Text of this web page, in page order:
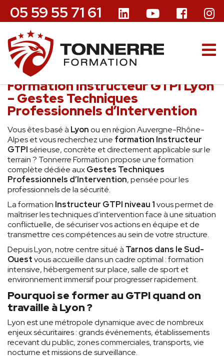
05 59 55 71 61
Formation Instructeur GTPI Lyon
– Gestes Techniques
Professionnels d’Intervention
Vous êtes basé à Lyonou en région Auvergne-Rhône-
Alpes et vous recherchez une formation Instructeur
GTPIsérieuse, concrète et directement applicable sur le
terrain ? Tonnerre Formation propose une formation
complète dédiée auxGestes Techniques
Professionnels d’Intervention, pensée pour les
professionnels de la sécurité.
La formation Instructeur GTPI niveau 1vous permet de
maîtriser les techniques d’intervention face à une situation
conflictuelle, de sécuriser vos actions en équipe et de
transmettre ces compétences au sein de votre structure.
Depuis Lyon, notre centre situé à Tarnos dans le Sud-
Ouestvous accueille dans un cadre optimal : formation
intensive, hébergement sur place, salle de sport et
environnement immersif pour progresser rapidement.
Pourquoi se former au GTPI quand on
travaille à Lyon ?
Lyon est une métropole dynamique avec de nombreux
enjeux sécuritaires : grands événements, établissements
recevant du public, zones commerciales, transports, vie
nocturne et missions de surveillance.